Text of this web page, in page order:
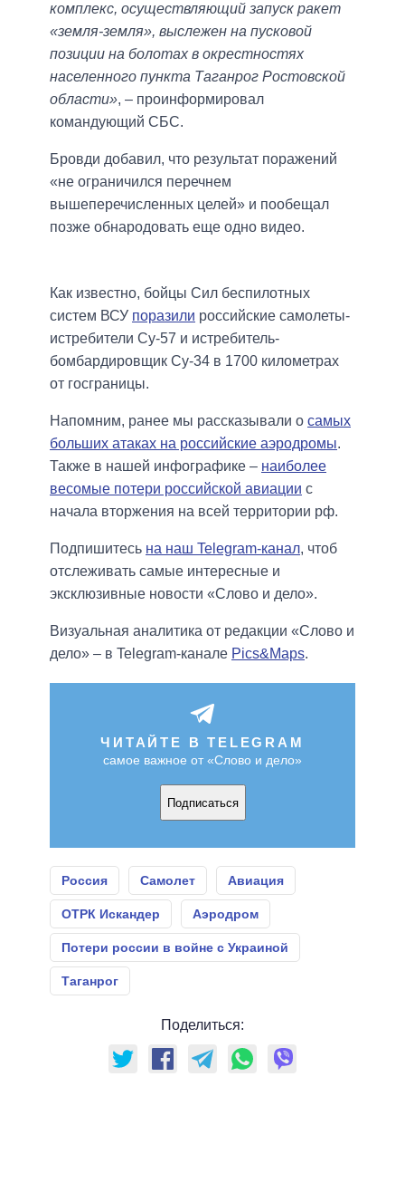
комплекс, осуществляющий запуск ракет
«земля-земля», выслежен на пусковой
позиции на болотах в окрестностях
населенного пункта Таганрог Ростовской
области», – проинформировал
командующий СБС.
Бровди добавил, что результат поражений
«не ограничился перечнем
вышеперечисленных целей» и пообещал
позже обнародовать еще одно видео.
Как известно, бойцы Сил беспилотных
систем ВСУ поразили российские самолеты-
истребители Су-57 и истребитель-
бомбардировщик Су-34 в 1700 километрах
от госграницы.
Напомним, ранее мы рассказывали о самых
больших атаках на российские аэродромы.
Также в нашей инфографике – наиболее
весомые потери российской авиации с
начала вторжения на всей территории рф.
Подпишитесь на наш Telegram-канал, чтоб
отслеживать самые интересные и
эксклюзивные новости «Слово и дело».
Визуальная аналитика от редакции «Слово и
дело» – в Telegram-канале Pics&Maps.
ЧИТАЙТЕ В TELEGRAM
самое важное от «Слово и дело»
Подписаться
Россия Самолет Авиация
ОТРК Искандер Аэродром
Потери россии в войне с Украиной
Таганрог
Поделиться: